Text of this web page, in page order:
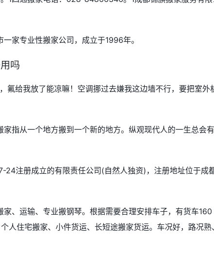
家专业性搬家公司，成立于1996年。
吗
氟给我放了能凉嘛！空调挪过去嫌我这边墙不行，要把室外
指从一个地方搬到一个新的地方。纵观现代人的一生总会有
24注册成立的有限责任公司(自然人独资)，注册地址位于成
、运输、专业搬钢琴。根据需要合理安排车子，有货车160
人住宅搬家、小件货运、长短途搬家货运。车况好，路况熟、